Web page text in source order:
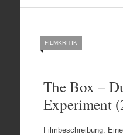
FILMKRITIK
The Box –
Experiment
Filmbeschreibung: